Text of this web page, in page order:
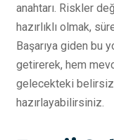
anahtarı. Riskler
hazırlıklı olmak,
Başarıya giden bu
getirerek, hem
gelecekteki
hazırlayabilirsiniz.